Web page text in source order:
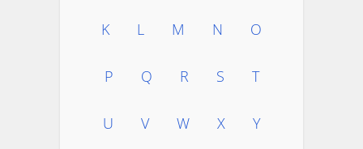
K L M N O
P Q R S T
U V W X Y